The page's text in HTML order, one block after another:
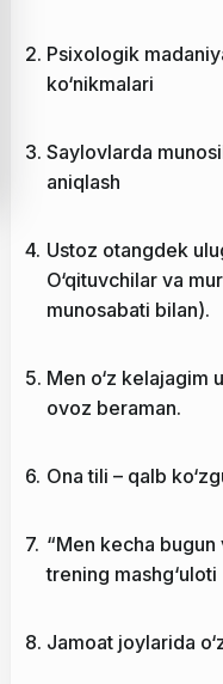
2. Psixologik
ko‘nikmalari
3. Saylovlarda
aniqlash
4. Ustoz otangdek
O‘qituvchilar va
munosabati bilan).
5. Men o‘z kelajagim
ovoz beraman.
6. Ona tili – qalb
7. “Men kecha
trening mashg‘uloti
8. Jamoat joylarida